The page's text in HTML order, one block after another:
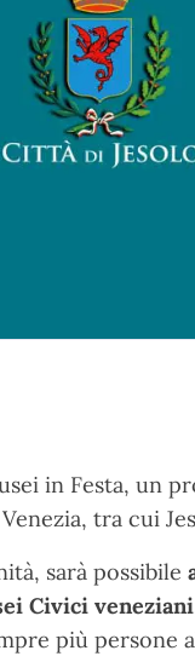
in Festa, un
tra cui
sarà possibile
Civici veneziani
più persone